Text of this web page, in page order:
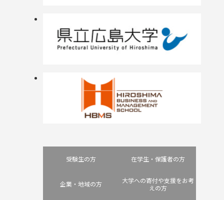
受験生の方 在学生・保護者の方
企業・地域の方
大学への寄付や支援をお考
えの方